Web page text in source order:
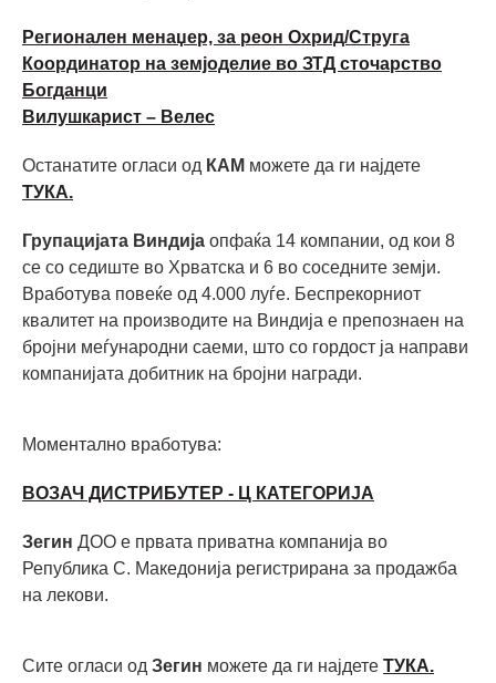
Регионален менаџер, за реон Охрид/Струга
Координатор на земјоделие во ЗТД сточарство
Богданци
Вилушкарист – Велес
Останатите огласи од КАМ можете да ги најдете
ТУКА.
Групацијата Виндија опфаќа 14 компании, од кои 8
се со седиште во Хрватска и 6 во соседните земји.
Вработува повеќе од 4.000 луѓе. Беспрекорниот
квалитет на производите на Виндија е препознаен на
бројни меѓународни саеми, што со гордост ја направи
компанијата добитник на бројни награди.
Моментално вработува:
ВОЗАЧ ДИСТРИБУТЕР - Ц КАТЕГОРИЈА
Зегин ДОО е првата приватна компанија во
Република С. Македонија регистрирана за продажба
на лекови.
Сите огласи од Зегин можете да ги најдете ТУКА.